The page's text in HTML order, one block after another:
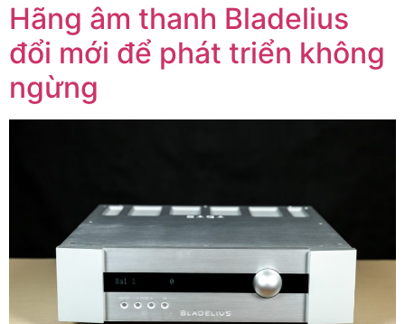
Hãng âm thanh Bladelius
đổi mới để phát triển không
ngừng